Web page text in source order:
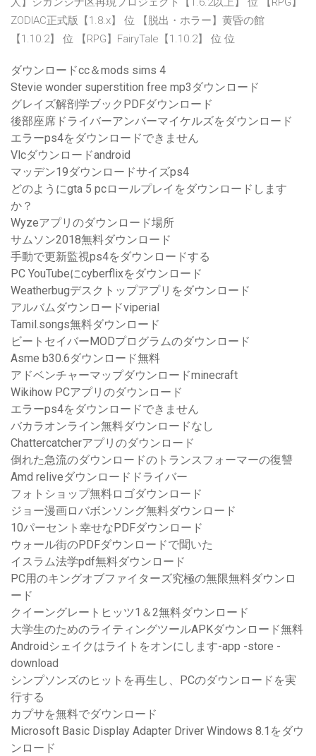
ZODIAC正式版【1.8.x】 位 【脱出・ホラー】黄昏の館
【1.10.2】 位 【RPG】FairyTale【1.10.2】 位 位
ダウンロードcc＆mods sims 4
Stevie wonder superstition free mp3ダウンロード
グレイズ解剖学ブックPDFダウンロード
後部座席ドライバーアンバーマイケルズをダウンロード
エラーps4をダウンロードできません
Vlcダウンロードandroid
マッデン19ダウンロードサイズps4
どのようにgta 5 pcロールプレイをダウンロードします
か？
Wyzeアプリのダウンロード場所
サムソン2018無料ダウンロード
手動で更新監視ps4をダウンロードする
PC YouTubeにcyberflixをダウンロード
Weatherbugデスクトップアプリをダウンロード
アルバムダウンロードviperial
Tamil.songs無料ダウンロード
ビートセイバーMODプログラムのダウンロード
Asme b30.6ダウンロード無料
アドベンチャーマップダウンロードminecraft
Wikihow PCアプリのダウンロード
エラーps4をダウンロードできません
バカラオンライン無料ダウンロードなし
Chattercatcherアプリのダウンロード
倒れた急流のダウンロードのトランスフォーマーの復讐
Amd reliveダウンロードドライバー
フォトショップ無料ロゴダウンロード
ジョー漫画ロバボンソング無料ダウンロード
10パーセント幸せなPDFダウンロード
ウォール街のPDFダウンロードで聞いた
イスラム法学pdf無料ダウンロード
PC用のキングオブファイターズ究極の無限無料ダウンロ
ード
クイーングレートヒッツ1＆2無料ダウンロード
大学生のためのライティングツールAPKダウンロード無料
Androidシェイクはライトをオンにします-app -store -
download
シンプソンズのヒットを再生し、PCのダウンロードを実
行する
カプサを無料でダウンロード
Microsoft Basic Display Adapter Driver Windows 8.1をダウ
ンロード